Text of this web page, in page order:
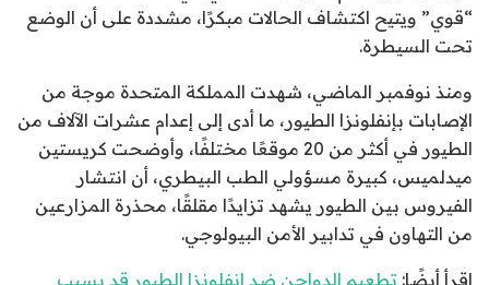
“قوي” ويتيح اكتشاف الحالات مبكرًا، مشددة على أن الوضع
تحت السيطرة.
ومنذ نوفمبر الماضي، شهدت المملكة المتحدة موجة من
الإصابات بإنفلونزا الطيور، ما أدى إلى إعدام عشرات الآلاف من
الطيور في أكثر من 20 موقعًا مختلفًا، وأوضحت كريستين
ميدلميس، كبيرة مسؤولي الطب البيطري، أن انتشار
الفيروس بين الطيور يشهد تزايدًا مقلقًا، محذرة المزارعين
من التهاون في تدابير الأمن البيولوجي.
اقرأ أيضًا: تطعيم الدواجن ضد إنفلونزا الطيور قد يسبب